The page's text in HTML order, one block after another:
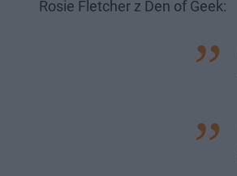
Rosie Fletcher z Den of Geek: